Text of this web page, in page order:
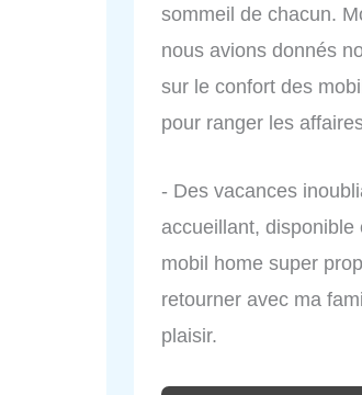
sommeil de chacun.
nous avions donnés
sur le confort des
pour ranger les
- Des vacances
accueillant,
mobil home super
retourner avec ma
plaisir.